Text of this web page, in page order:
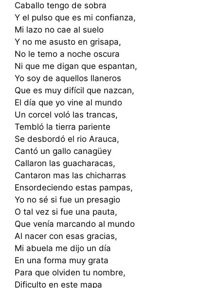
Caballo tengo de sobra
Y el pulso que es mi confianza,
Mi lazo no cae al suelo
Y no me asusto en grisapa,
No le temo a noche oscura
Ni que me digan que espantan,
Yo soy de aquellos llaneros
Que es muy difícil que nazcan,
El día que yo vine al mundo
Un corcel voló las trancas,
Tembló la tierra pariente
Se desbordó el rio Arauca,
Cantó un gallo canagüey
Callaron las guacharacas,
Cantaron mas las chicharras
Ensordeciendo estas pampas,
Yo no sé si fue un presagio
O tal vez si fue una pauta,
Que venía marcando al mundo
Al nacer con esas gracias,
Mi abuela me dijo un día
En una forma muy grata
Para que olviden tu nombre,
Dificulto en este mapa